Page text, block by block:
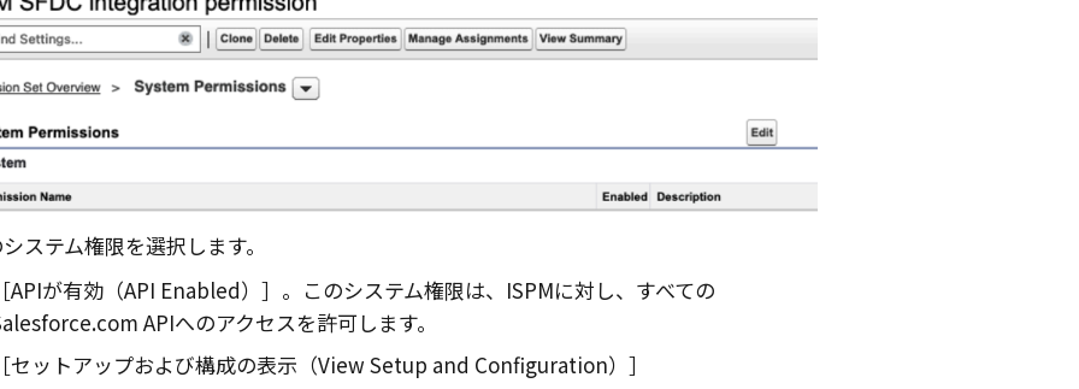
ステム権限を選択します。
APIが有効（API Enabled）
。このシステム権限は、ISPMに対し、すべての
APIへのアクセスを許可します。
セットアップおよび構成の表示（View Setup and Configuration）